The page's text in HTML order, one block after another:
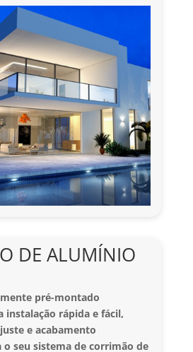
DE ALUMÍNIO
pré-montado
instalação rápida e fácil,
e acabamento
seu sistema de corrimão de